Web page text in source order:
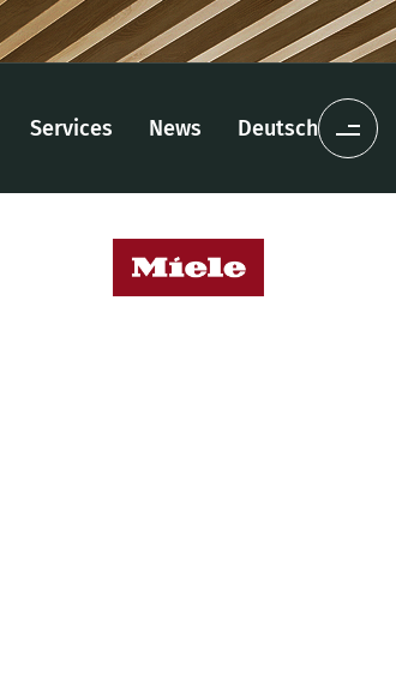
Services News Deutsch